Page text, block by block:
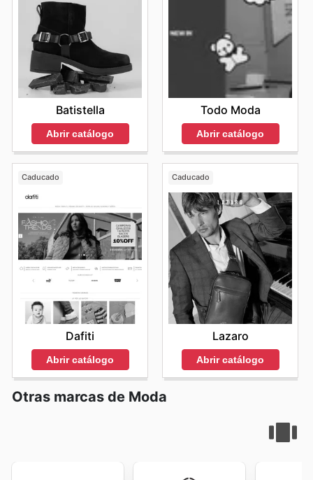
Batistella
Abrir catálogo
Todo Moda
Abrir catálogo
Caducado
Dafiti
Abrir catálogo
Caducado
Lazaro
Abrir catálogo
Otras marcas de Moda